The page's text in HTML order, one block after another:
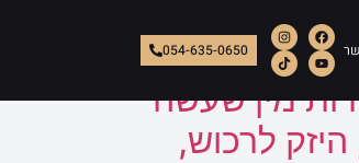
054-635-0650
מין שעשה
לרכוש,